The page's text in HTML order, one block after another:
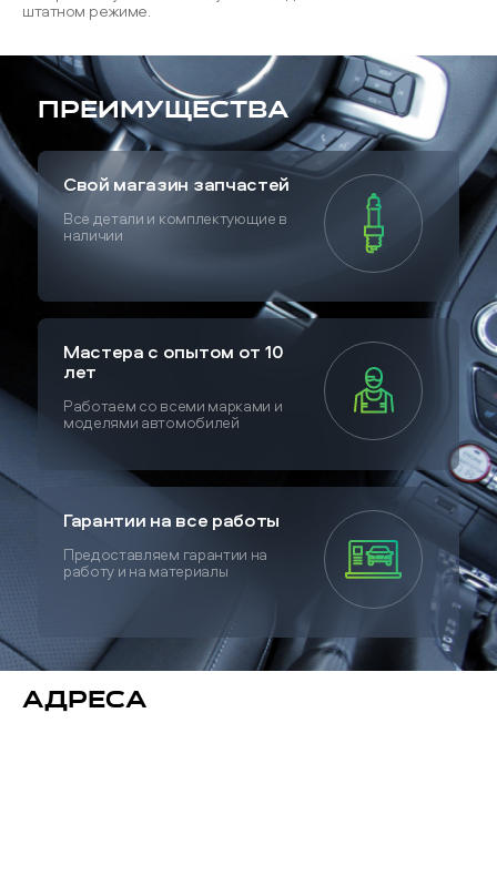
штатном режиме.
Преимущества
Свой магазин запчастей
Все детали и комплектующие в
наличии
Мастера с опытом от 10
лет
Работаем со всеми марками и
моделями автомобилей
Гарантии на все работы
Предоставляем гарантии на
работу и на материалы
Адреса